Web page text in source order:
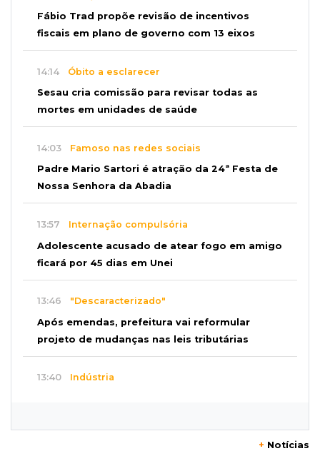
Fábio Trad propõe revisão de incentivos
fiscais em plano de governo com 13 eixos
14:14 Óbito a esclarecer
Sesau cria comissão para revisar todas as
mortes em unidades de saúde
14:03 Famoso nas redes sociais
Padre Mario Sartori é atração da 24ª Festa de
Nossa Senhora da Abadia
13:57 Internação compulsória
Adolescente acusado de atear fogo em amigo
ficará por 45 dias em Unei
13:46 "Descaracterizado"
Após emendas, prefeitura vai reformular
projeto de mudanças nas leis tributárias
13:40 Indústria
+ Notícias